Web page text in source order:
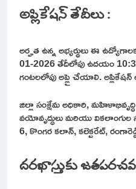
అప్లికేషన్ తేదీలు :
అర్హత ఉన్న అభ్యర్థులు ఈ
01-2026 తేదీలోపు ఉదయం
గంటలలోపు అప్లై చేయాలి.
జిల్లా సంక్షేమ అధికారి,
వయోవృద్ధులు మరియు
6, కొంగర కలాన్, కలెక్టరేట్,
దరఖాస్తుకు